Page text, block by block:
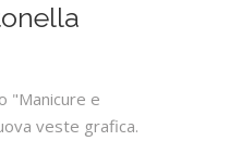
"Manicure e
veste grafica.